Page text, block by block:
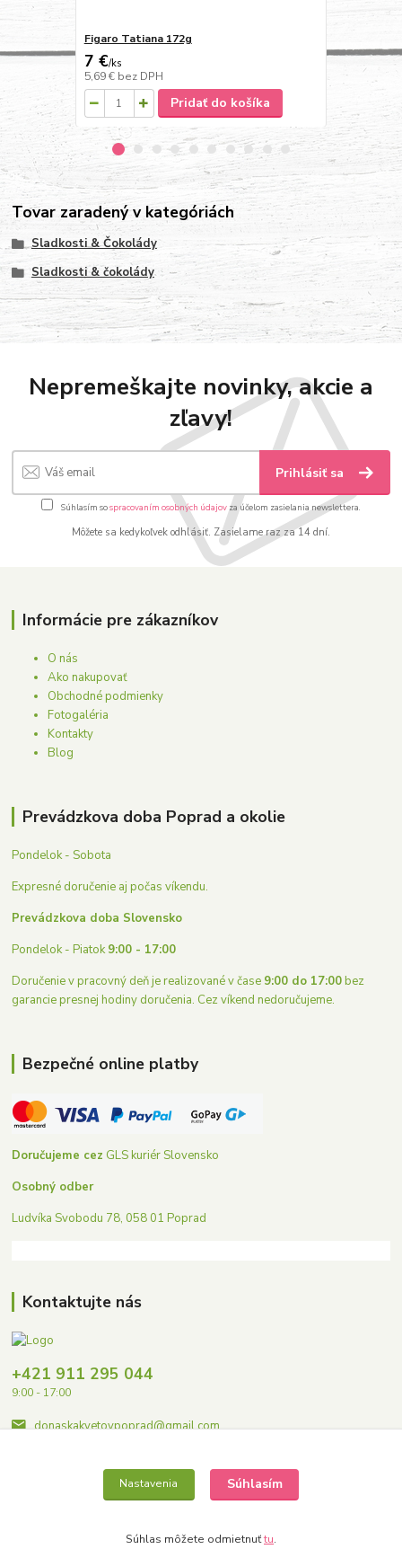
Figaro Tatiana 172g
7 €/ks
5,69 € bez DPH
Pridať do košíka
7 €
5,69 €
Tovar zaradený v kategóriách
Sladkosti & Čokolády
Sladkosti & čokolády
Nepremeškajte novinky, akcie a
zľavy!
Prihlásiť sa
Súhlasím sospracovaním osobných údajov za účelom zasielania newslettera.
Môžete sa kedykoľvek odhlásiť. Zasielame raz za 14 dní.
Informácie pre zákazníkov
O nás
Ako nakupovať
Obchodné podmienky
Fotogaléria
Kontakty
Blog
Prevádzkova doba Poprad a okolie
Pondelok - Sobota
Expresné doručenie aj počas víkendu.
Prevádzkova doba Slovensko
Pondelok - Piatok9:00 - 17:00
Doručenie v pracovný deň je realizované v čase 9:00 do 17:00bez
garancie presnej hodiny doručenia. Cez víkend nedoručujeme.
Bezpečné online platby
Doručujeme cez GLS kuriér Slovensko
Osobný odber
Ludvíka Svobodu 78, 058 01 Poprad
Kontaktujte nás
+421 911 295 044
9:00 - 17:00
donaskakvetovpoprad@gmail.com
Nastavenia Súhlasím
Súhlas môžete odmietnuťtu.